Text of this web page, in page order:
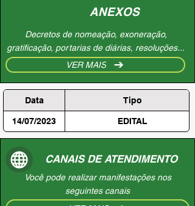
ANEXOS
Decretos de nomeação, exoneração,
gratificação, portarias de diárias, resoluções...
VER MAIS
Data Tipo
14/07/2023 EDITAL
CANAIS DE ATENDIMENTO
Você pode realizar manifestações nos
seguintes canais